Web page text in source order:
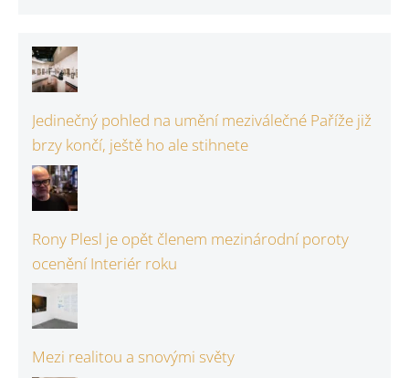
Jedinečný pohled na umění meziválečné Paříže již
brzy končí, ještě ho ale stihnete
Rony Plesl je opět členem mezinárodní poroty
ocenění Interiér roku
Mezi realitou a snovými světy